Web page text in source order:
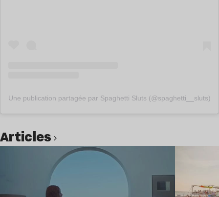
Une publication partagée par Spaghetti Sluts (@spaghetti__sluts)
Articles